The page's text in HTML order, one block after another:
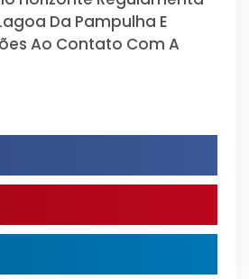
Da Pampulha E
Ao Contato Com A